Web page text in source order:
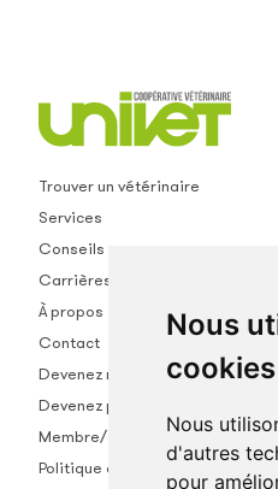
Nous
cookies
Nous
d'autres
pour
Trouver un vétérinaire
Services
Conseils
Carrières
À propos
Contact
Devenez membre
Devenez partenaire
Membre/empl.
Politique de confidentialité